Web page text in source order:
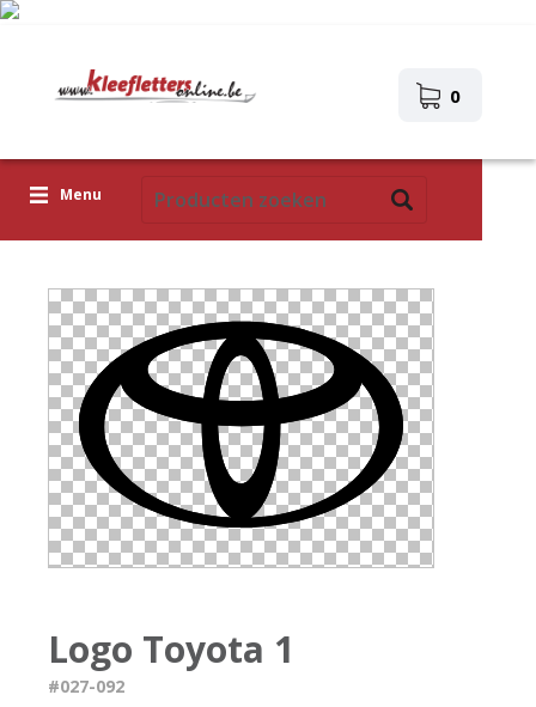
0
Menu
Icoontjes
Plakplaatjes
Upload je eigen ontwerp
Corona Covid-19
Logo Toyota 1
#027-092